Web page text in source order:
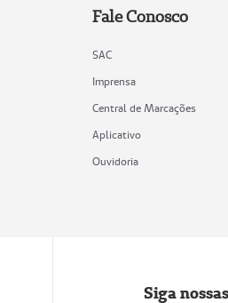
Fale Conosco
SAC
Imprensa
Central de Marcações
Aplicativo
Ouvidoria
Siga